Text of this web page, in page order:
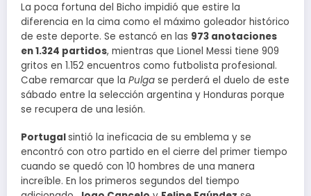
La poca fortuna del Bicho impidió que estire la
diferencia en la cima como el máximo goleador histórico
de este deporte. Se estancó en las 973 anotaciones
en 1.324 partidos, mientras que Lionel Messi tiene 909
gritos en 1.152 encuentros como futbolista profesional.
Cabe remarcar que la Pulga se perderá el duelo de este
sábado entre la selección argentina y Honduras porque
se recupera de una lesión.
Portugalsintió la ineficacia de su emblema y se
encontró con otro partido en el cierre del primer tiempo
cuando se quedó con 10 hombres de una manera
increíble. En los primeros segundos del tiempo